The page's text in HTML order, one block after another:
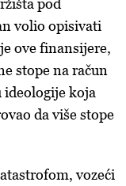
pod
volio opisivati
ove finansijere,
stope na račun
ideologije koja
da više stope
vozeći